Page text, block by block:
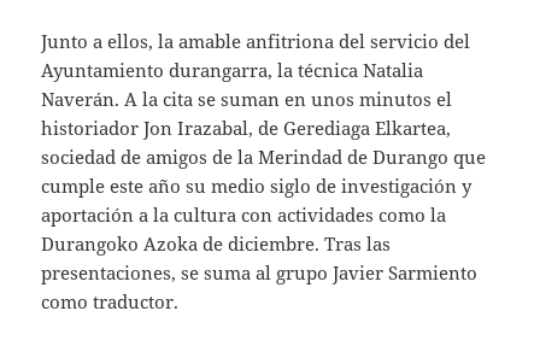
Junto a ellos, la amable anfitriona del servicio del
Ayuntamiento durangarra, la técnica Natalia
Naverán. A la cita se suman en unos minutos el
historiador Jon Irazabal, de Gerediaga Elkartea,
sociedad de amigos de la Merindad de Durango que
cumple este año su medio siglo de investigación y
aportación a la cultura con actividades como la
Durangoko Azoka de diciembre. Tras las
presentaciones, se suma al grupo Javier Sarmiento
como traductor.